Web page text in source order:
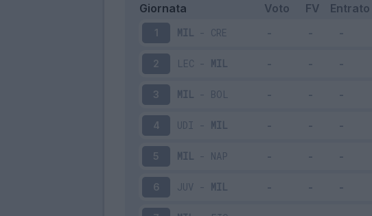
Giornata Voto FV Entrato
1 MIL - CRE
2 LEC - MIL
3 MIL - BOL
4 UDI - MIL
5 MIL - NAP
6 JUV - MIL